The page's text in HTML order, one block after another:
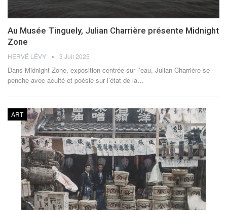
Au Musée Tinguely, Julian Charrière présente Midnight
Zone
HERVÉ LÉVY 3 Juil 2025
Dans Midnight Zone, exposition centrée sur l’eau, Julian Charrière se
penche avec acuité et poésie sur l’état de la…
ART